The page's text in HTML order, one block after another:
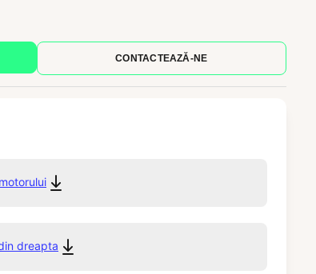
CONTACTEAZĂ-NE
dreapta